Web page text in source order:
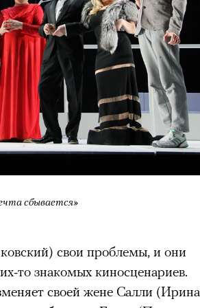
сбывается»
свои проблемы, и они
то знакомых киносценариев.
своей жене Салли (Ирина